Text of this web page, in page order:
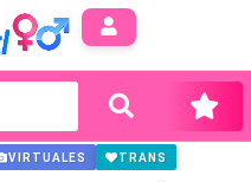
VIRTUALES TRANS